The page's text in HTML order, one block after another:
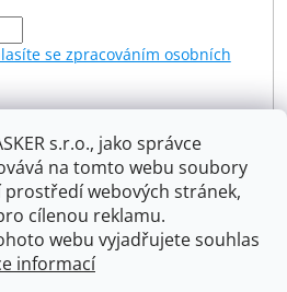
s.r.o., jako správce
na tomto webu soubory
webových stránek,
cílenou reklamu.
webu vyjadřujete souhlas
informací
se zpracováním osobních